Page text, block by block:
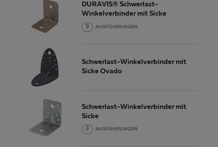
DURAVIS® Schwerlast-
Winkelverbinder mit Sicke
9 AUSFÜHRUNGEN
Schwerlast-Winkelverbinder mit
Sicke Ovado
Schwerlast-Winkelverbinder mit
Sicke
3 AUSFÜHRUNGEN